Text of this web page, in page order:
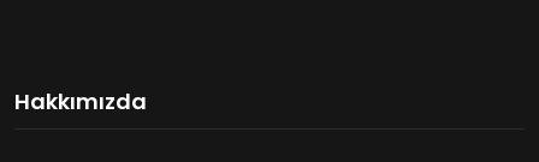
Hakkımızda